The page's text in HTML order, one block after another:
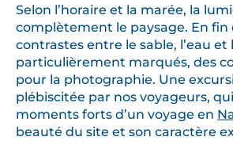
Selon l’horaire et la marée, la
complètement le paysage. En fin
contrastes entre le sable, l’eau et
particulièrement marqués, des
pour la photographie. Une
plébiscitée par nos voyageurs,
moments forts d’un voyage en
beauté du site et son caractère